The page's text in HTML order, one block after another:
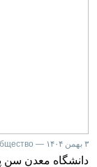
۳ بهمن ۱۴۰۴ — Общество